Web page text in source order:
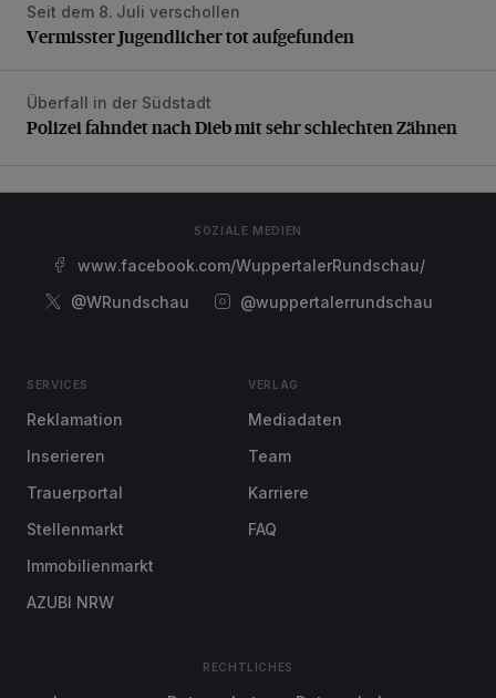
Vermisster Jugendlicher tot aufgefunden
Seit dem 8. Juli verschollen
Vermisster Jugendlicher tot aufgefunden
Polizei fahndet nach Dieb mit sehr schlechten Zähnen
Überfall in der Südstadt
Polizei fahndet nach Dieb mit sehr schlechten Zähnen
SOZIALE MEDIEN
www.facebook.com/WuppertalerRundschau/
@WRundschau
@wuppertalerrundschau
SERVICES
Reklamation
Inserieren
Trauerportal
Stellenmarkt
Immobilienmarkt
AZUBI NRW
VERLAG
Mediadaten
Team
Karriere
FAQ
RECHTLICHES